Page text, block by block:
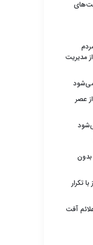
مدیریت
می‌شود
عصر
بدون
تکرار
آفت